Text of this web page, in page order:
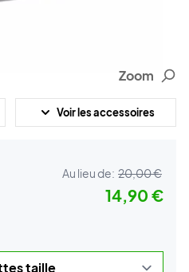
Zoom
Voir les accessoires
Au lieu de: 20,00 €
14,90 €